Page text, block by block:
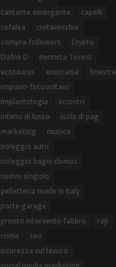
cantante emergente
capelli
cefalea
civitavecchia
compra followers
Crypto
Dafne D
dentista Torino
ecotaurus
emicrania
finestre
impianti fotovoltaici
implantologia
incontri
intimo di lusso
isola di pag
marketing
musica
noleggio auto
noleggio bagni chimici
nuovo singolo
pelletteria made in Italy
porte garage
pronto intervento fabbro
rap
roma
seo
sicurezza sul lavoro